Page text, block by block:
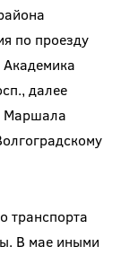
по проезду
Академика
далее
Маршала
транспорта
В мае иными